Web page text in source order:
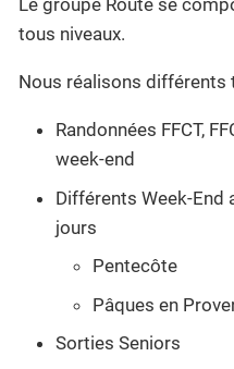
Le groupe Route se
tous niveaux.
Nous réalisons différents
Randonnées FFCT,
week-end
Différents Week-End
jours
Pentecôte
Pâques en
Sorties Seniors